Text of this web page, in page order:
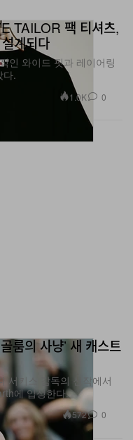
TAILOR 팩 티셔츠,
계되다
인 와이드 핏과 레이어링
다.
1.0K 0
룸의 사냥’ 새 캐스트
서키스 감독의 신작에서
에 입성한다.
572 0